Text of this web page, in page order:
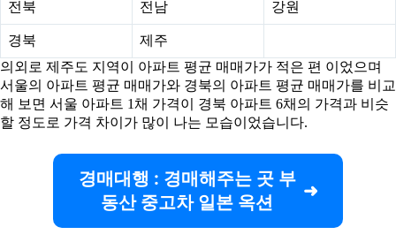
전북 전남 강원
경북
제주
의외로 제주도 지역이 아파트 평균 매매가가 적은 편 이었으며
서울의 아파트 평균 매매가와 경북의 아파트 평균 매매가를 비교
해 보면 서울 아파트 1채 가격이 경북 아파트 6채의 가격과 비슷
할 정도로 가격 차이가 많이 나는 모습이었습니다.
경매대행 : 경매해주는 곳 부
동산 중고차 일본 옥션